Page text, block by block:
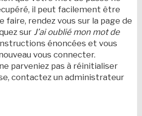
il peut facilement être
faire, rendez vous sur la page de
sur J’ai oublié mon mot de
énoncées et vous
vous connecter.
parveniez pas à réinitialiser
contactez un administrateur